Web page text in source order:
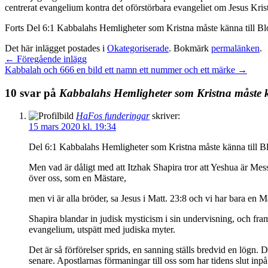
centrerat evangelium kontra det oförstörbara evangeliet om Jesus
Forts Del 6:1 Kabbalahs Hemligheter som Kristna måste känna till
Det här inlägget postades i Okategoriserade. Bokmärk permalänken.
← Föregående inlägg
Kabbalah och 666 en bild ett namn ett nummer och ett märke →
10 svar på Kabbalahs Hemligheter som Kristna måste
HaFos funderingar skriver:
15 mars 2020 kl. 19:34
Del 6:1 Kabbalahs Hemligheter som Kristna måste känna till
Men vad är dåligt med att Itzhak Shapira tror att Yeshua är
över oss, som en Mästare,
men vi är alla bröder, sa Jesus i Matt. 23:8 och vi har bara en
Shapira blandar in judisk mysticism i sin undervisning, och
evangelium, utspätt med judiska myter.
Det är så förförelser sprids, en sanning ställs bredvid en lögn.
senare. Apostlarnas förmaningar till oss som har tidens slut